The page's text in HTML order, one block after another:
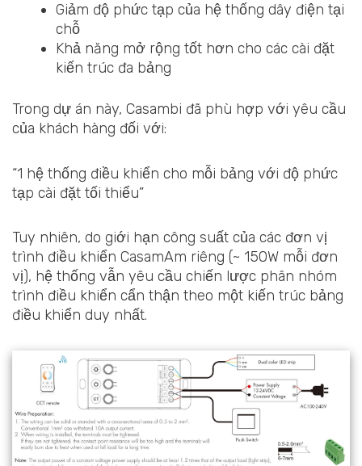
Giảm độ phức tạp của hệ thống dây điện tại
chỗ
Khả năng mở rộng tốt hơn cho các cài đặt
kiến trúc đa bảng
Trong dự án này, Casambi đã phù hợp với yêu cầu
của khách hàng đối với:
“1 hệ thống điều khiển cho mỗi bảng với độ phức
tạp cài đặt tối thiểu”
Tuy nhiên, do giới hạn công suất của các đơn vị
trình điều khiển CasamAm riêng (~ 150W mỗi đơn
vị), hệ thống vẫn yêu cầu chiến lược phân nhóm
trình điều khiển cẩn thận theo một kiến trúc bảng
điều khiển duy nhất.